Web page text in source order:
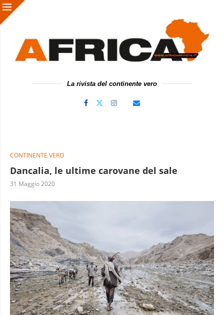
La rivista del continente vero
CONTINENTE VERO
Dancalia, le ultime carovane del sale
31 Maggio 2020